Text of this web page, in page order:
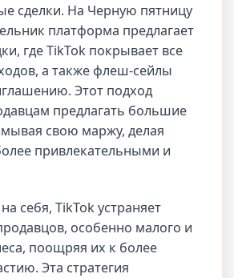
сделки. На Черную пятницу
платформа предлагает
где TikTok покрывает все
а также флеш-сейлы
Этот подход
предлагать большие
свою маржу, делая
привлекательными и
себя, TikTok устраняет
особенно малого и
поощряя их к более
Эта стратегия